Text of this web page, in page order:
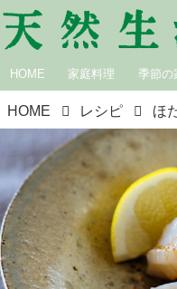
HOME 家庭料理 季節の
HOME レシピ